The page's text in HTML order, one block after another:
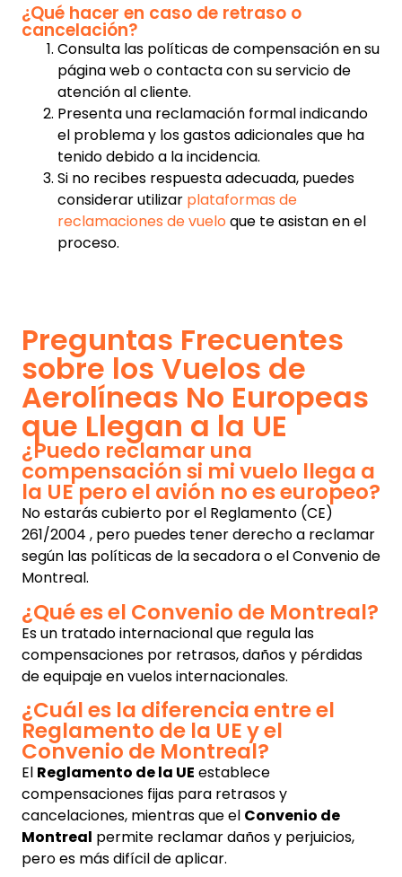
¿Qué hacer en caso de retraso o
cancelación?
Consulta las políticas de compensación en su
página web o contacta con su servicio de
atención al cliente.
Presenta una reclamación formal indicando
el problema y los gastos adicionales que ha
tenido debido a la incidencia.
Si no recibes respuesta adecuada, puedes
considerar utilizar plataformas de
reclamaciones de vueloque te asistan en el
proceso.
Preguntas Frecuentes
sobre los Vuelos de
Aerolíneas No Europeas
que Llegan a la UE
¿Puedo reclamar una
compensación si mi vuelo llega a
la UE pero el avión no es europeo?
No estarás cubierto por el Reglamento (CE)
261/2004 , pero puedes tener derecho a reclamar
según las políticas de la secadora o el Convenio de
Montreal.
¿Qué es el Convenio de Montreal?
Es un tratado internacional que regula las
compensaciones por retrasos, daños y pérdidas
de equipaje en vuelos internacionales.
¿Cuál es la diferencia entre el
Reglamento de la UE y el
Convenio de Montreal?
El Reglamento de la UE establece
compensaciones fijas para retrasos y
cancelaciones, mientras que el Convenio de
Montreal permite reclamar daños y perjuicios,
pero es más difícil de aplicar.